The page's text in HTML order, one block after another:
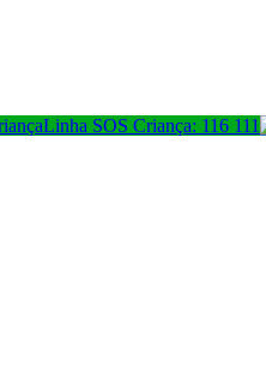
Linha SOS Criança: 116 111